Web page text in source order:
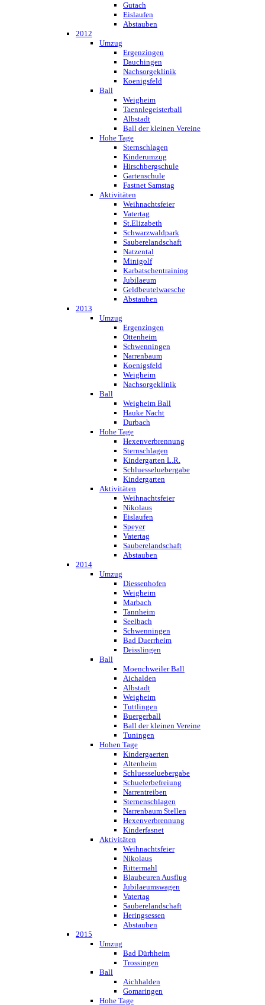
Gutach
Eislaufen
Abstauben
2012
Umzug
Ergenzingen
Dauchingen
Nachsorgeklinik
Koenigsfeld
Ball
Weigheim
Taennlegeisterball
Albstadt
Ball der kleinen Vereine
Hohe Tage
Sternschlagen
Kinderumzug
Hirschbergschule
Gartenschule
Fastnet Samstag
Aktivitäten
Weihnachtsfeier
Vatertag
St.Elizabeth
Schwarzwaldpark
Sauberelandschaft
Natzental
Minigolf
Karbatschentraining
Jubilaeum
Geldbeutelwaesche
Abstauben
2013
Umzug
Ergenzingen
Ottenheim
Schwenningen
Narrenbaum
Koenigsfeld
Weigheim
Nachsorgeklinik
Ball
Weigheim Ball
Hauke Nacht
Durbach
Hohe Tage
Hexenverbrennung
Sternschlagen
Kindergarten L.R.
Schluesseluebergabe
Kindergarten
Aktivitäten
Weihnachtsfeier
Nikolaus
Eislaufen
Speyer
Vatertag
Sauberelandschaft
Abstauben
2014
Umzug
Diessenhofen
Weigheim
Marbach
Tannheim
Seelbach
Schwenningen
Bad Duerrheim
Deisslingen
Ball
Moenchweiler Ball
Aichalden
Albstadt
Weigheim
Tuttlingen
Buergerball
Ball der kleinen Vereine
Tuningen
Hohen Tage
Kindergaerten
Altenheim
Schluesseluebergabe
Schuelerbefreiung
Narrentreiben
Sternenschlagen
Narrenbaum Stellen
Hexenverbrennung
Kinderfasnet
Aktivitäten
Weihnachtsfeier
Nikolaus
Rittermahl
Blaubeuren Ausflug
Jubilaeumswagen
Vatertag
Sauberelandschaft
Heringsessen
Abstauben
2015
Umzug
Bad Dürhheim
Trossingen
Ball
Aichhalden
Gomaringen
Hohe Tage